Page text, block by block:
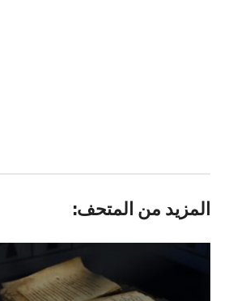
المزيد من المتحف: